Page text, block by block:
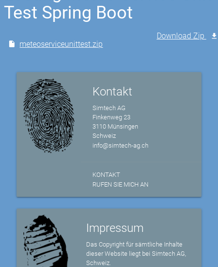
Test Spring Boot
meteoserviceunittest.zip
Download Zip
Kontakt
Simtech AG
Finkenweg 23
3110 Münsingen
Schweiz
info@simtech-ag.ch
KONTAKT
RUFEN SIE MICH AN
Impressum
Das Copyright für sämtliche Inhalte
dieser Website liegt bei Simtech AG,
Schweiz.